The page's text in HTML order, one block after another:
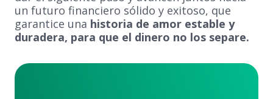
un futuro financiero sólido y exitoso, que
garantice una historia de amor estable y
duradera, para que el dinero no los separe.